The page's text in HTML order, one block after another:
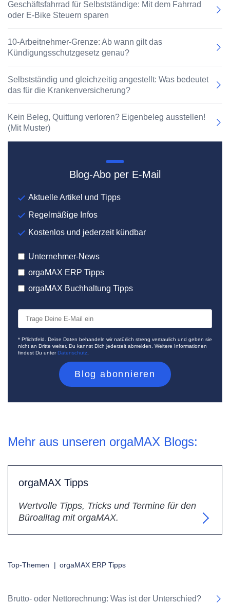
Geschäftsfahrrad für Selbstständige: Mit dem Fahrrad
oder E-Bike Steuern sparen
10-Arbeitnehmer-Grenze: Ab wann gilt das
Kündigungsschutzgesetz genau?
Selbstständig und gleichzeitig angestellt: Was bedeutet
das für die Krankenversicherung?
Kein Beleg, Quittung verloren? Eigenbeleg ausstellen!
(Mit Muster)
Blog-Abo per E-Mail
Aktuelle Artikel und Tipps
Regelmäßige Infos
Kostenlos und jederzeit kündbar
Unternehmer-News
orgaMAX ERP Tipps
orgaMAX Buchhaltung Tipps
* Pflichtfeld. Deine Daten behandeln wir natürlich streng vertraulich und geben sie
nicht an Dritte weiter. Du kannst Dich jederzeit abmelden. Weitere Informationen
findest Du unterDatenschutz.
Mehr aus unseren orgaMAX Blogs:
orgaMAX Tipps
Wertvolle Tipps, Tricks und Termine für den
Büroalltag mit orgaMAX.
Top-Themen | orgaMAX ERP Tipps
Brutto- oder Nettorechnung: Was ist der Unterschied?